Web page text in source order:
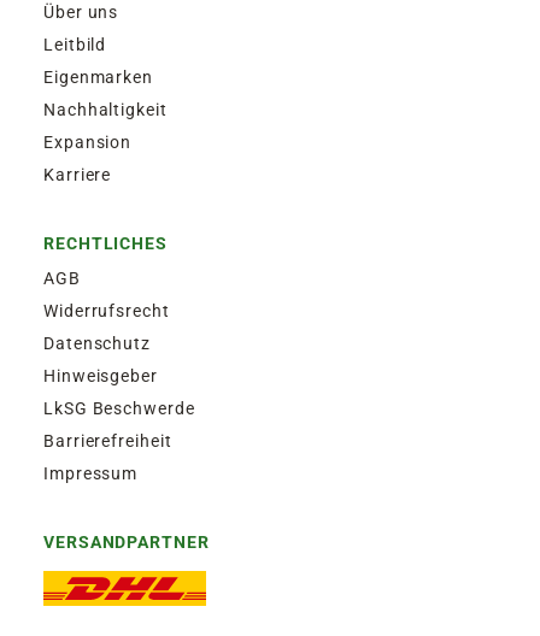
Über uns
Leitbild
Eigenmarken
Nachhaltigkeit
Expansion
Karriere
RECHTLICHES
AGB
Widerrufsrecht
Datenschutz
Hinweisgeber
LkSG Beschwerde
Barrierefreiheit
Impressum
VERSANDPARTNER